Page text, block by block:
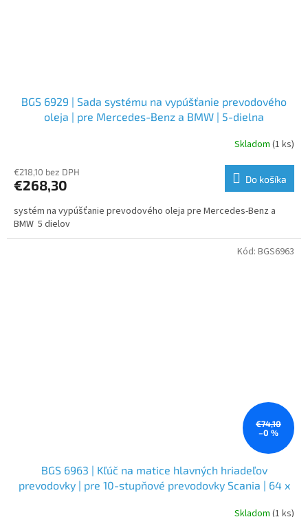
BGS 6929 | Sada systému na vypúšťanie prevodového
oleja | pre Mercedes-Benz a BMW | 5-dielna
Skladom (1 ks)
€218,10 bez DPH
€268,30 Do košíka
systém na vypúšťanie prevodového oleja pre Mercedes-Benz a
BMW 5 dielov
€74,10
–0 %
BGS 6963 | Kľúč na matice hlavných hriadeľov
prevodovky | pre 10-stupňové prevodovky Scania | 64 x
Skladom (1 ks)
Kód: BGS6963